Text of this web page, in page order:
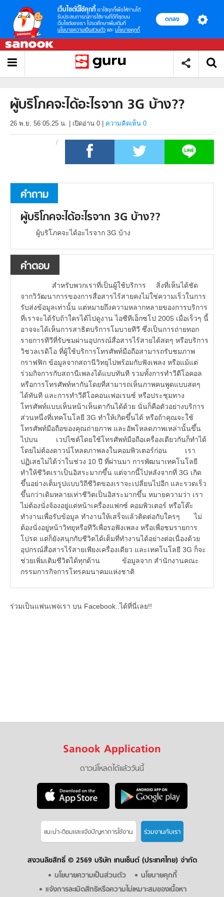
เว็บไซต์นี้ใช้คุกกี้ เราใช้คุกกี้เพื่อให้ท่านได้
รับประสบการณ์การใช้งานที่ดีที่สุดบน
เว็บไซต์ของเรา โปรดศึกษาเพิ่มเติมที่
นโยบายความเป็นส่วนตัว และ นโยบายคุกกี้
ตกลง
ผู้บริโภคจะได้อะไรจาก 3G บ้าง??
26 พ.ย. 56 05.25 น. เปิดอ่าน 0 ความคิดเห็น 0
คำถาม
ผู้บริโภคจะได้อะไรจาก 3G บ้าง??
ผู้บริโภคจะได้อะไรจาก 3G บ้าง
คำตอบ
สำหรับพวกเราที่เป็นผู้ใช้บริการ สิ่งที่เห็นได้ชัด
จากวิวัฒนาการของการสื่อสารไร้สายคงไม่ใช่ความเร็วในการ
รับส่งข้อมูลเท่านั้น แต่หมายถึงความหลากหลายของการบริการ
ที่เราจะได้รับถ้าใครได้ไปดูงาน ไอซีทีเอ็กซโป 2005 เมื่อเร็วๆ นี้
อาจจะได้เห็นการสาธิตบริการโมบายทีวี ซึ่งเป็นการถ่ายทอก
รายการทีวีที่รับชมผ่านอุปกรณ์สื่อสารไร้สายได้สดๆ หรือบริการ
วิชวลเรดิโอ ที่ผู้ใช้บริการโทรศัพท์มือถือสามารถรับชมภาพ
กราฟฟิก ข้อมูลจากสถานีวิทยุไปพร้อมกับฟังเพลง หรือแม้แต่
ร่วมกิจการกับสถานีเพลงได้แบบทันที รวมทั้งการทำวีดีโอคอล
หรือการโทรศัพท์หากันโดยที่สามารถเห็นภาพคนพูดแบบสดๆ
ได้ทันที และการทำวีดีโอคอนเฟอเรนซ์ หรือประชุมทาง
โทรศัพท์แบบเห็นหน้าเห็นตากันได้ด้วย นั่นก็คือตัวอย่างบริการ
ส่วนหนึ่งที่เทคโนโลยี 3G ทำให้เกิดขึ้นได้ หรือถ้าคุณจะใช้
โทรศัพท์มือถือของคุณถ่ายภาพ และอัพโหลดภาพเหล่านั้นขึ้น
ไปบน เวปไซต์โดยใช้โทรศัพท์มือถือเครื่องเดียวกันก็ทำได้
โดยไม่ต้องดาวน์โหลดภาพลงในคอมพิวเตอร์ก่อน เรา
ปฏิเสธไม่ได้ว่าในช่วง 10 ปี ที่ผ่านมา การพัฒนาเทคโนโลยี
ทำให้ชีวิตเราเป็นอิสระมากขึ้น แต่จากนี้ไปหลังจากที่ 3G เกิด
ขึ้นอย่างเต็มรูปแบบวิถีชีวิตของเราจะเปลี่ยนไปอีก และรวดเร็ว
ขึ้นกว่าเดิมหลายเท่าชีวิตเป็นอิสระมากขึ้น หมายความว่า เรา
ไม่ต้องนั่งจ้องอยู่แต่หน้าเครื่องแฟกซ์ คอมพิวเตอร์ หรือโต๊ะ
ทำงานเพื่อรับข้อมูล ทำงานให้เสร็จแล้วติดต่อกับใครๆ ไม่
ต้องนั่งอยู่หน้าวิทยุหรือทีวีเพื่อรอฟังเพลง หรือเพื่อชมรายการ
โปรด แต่ก็ยังสนุกกับชีวิตได้เต็มที่ทำงานได้อย่างต่อเนื่องด้วย
อุปกรณ์สื่อสารไร้สายเพียงเครื่องเดียว และเทคโนโลยี 3G ก็จะ
ช่วยเพิ่มเติมชีวิตได้ทุกด้าน ข้อมูลจาก สำนักงานคณะ
กรรมการกิจการโทรคมนาคมแห่งชาติ
ร่วมเป็นแฟนเพจเรา บน Facebook..ได้ที่นี่เลย!!
Sanook Application
ดาวน์โหลดได้แล้ววันนี้
แนะนำ-ติชมเเละแจ้งปัญหาการใช้งาน ร่วมงานกับเรา
สงวนลิขสิทธิ์ © 2569 บริษัท เทนเซ็นต์ (ประเทศไทย) จำกัด
นโยบายความเป็นส่วนตัว
นโยบายคุกกี้
แจ้งการละเมิดสิทธิหรือความไม่เหมาะสมของเนื้อหา